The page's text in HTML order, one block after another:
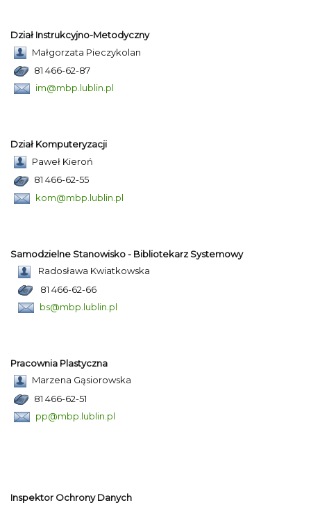
Dział Instrukcyjno-Metodyczny
Małgorzata Pieczykolan
81 466-62-87
im@mbp.lublin.pl
Dział Komputeryzacji
Paweł Kieroń
81 466-62-55
kom@mbp.lublin.pl
Samodzielne Stanowisko - Bibliotekarz Systemowy
Radosława Kwiatkowska
81 466-62-66
bs@mbp.lublin.pl
Pracownia Plastyczna
Marzena Gąsiorowska
81 466-62-51
pp@mbp.lublin.pl
Inspektor Ochrony Danych